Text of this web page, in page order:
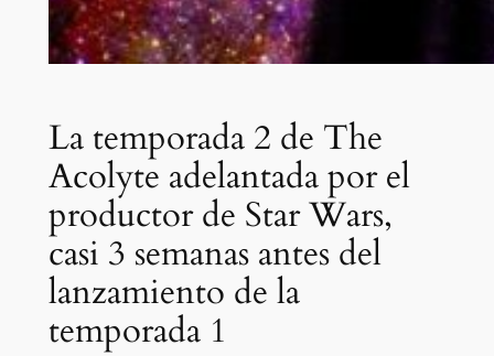
La temporada 2 de The
Acolyte adelantada por el
productor de Star Wars,
casi 3 semanas antes del
lanzamiento de la
temporada 1